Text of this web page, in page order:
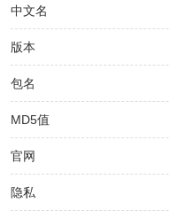
中文名
版本
包名
MD5值
官网
隐私